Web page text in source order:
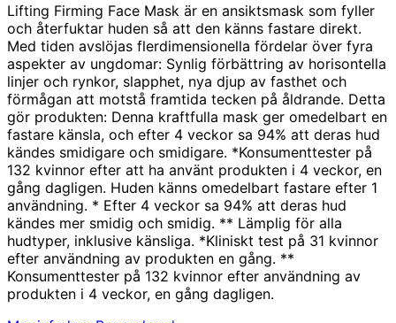
priset
var:
3700,00 kr.
priset
är:
3699,00 kr.
Lifting Firming Face Mask är en ansiktsmask som fyller
och återfuktar huden så att den känns fastare direkt.
Med tiden avslöjas flerdimensionella fördelar över fyra
aspekter av ungdomar: Synlig förbättring av horisontella
linjer och rynkor, slapphet, nya djup av fasthet och
förmågan att motstå framtida tecken på åldrande. Detta
gör produkten: Denna kraftfulla mask ger omedelbart en
fastare känsla, och efter 4 veckor sa 94% att deras hud
kändes smidigare och smidigare. *Konsumenttester på
132 kvinnor efter att ha använt produkten i 4 veckor, en
gång dagligen. Huden känns omedelbart fastare efter 1
användning. * Efter 4 veckor sa 94% att deras hud
kändes mer smidig och smidig. ** Lämplig för alla
hudtyper, inklusive känsliga. *Kliniskt test på 31 kvinnor
efter användning av produkten en gång. **
Konsumenttester på 132 kvinnor efter användning av
produkten i 4 veckor, en gång dagligen.